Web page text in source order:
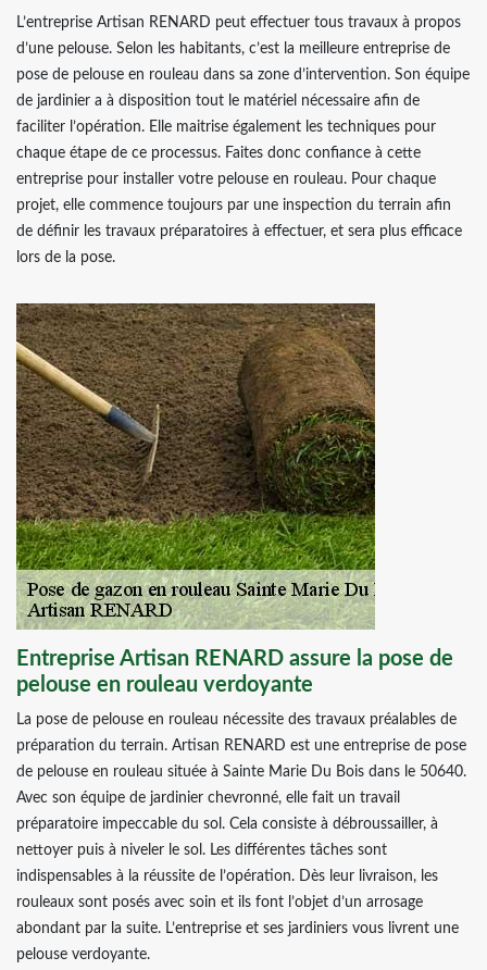
L’entreprise Artisan RENARD peut effectuer tous travaux à propos
d’une pelouse. Selon les habitants, c’est la meilleure entreprise de
pose de pelouse en rouleau dans sa zone d’intervention. Son équipe
de jardinier a à disposition tout le matériel nécessaire afin de
faciliter l’opération. Elle maitrise également les techniques pour
chaque étape de ce processus. Faites donc confiance à cette
entreprise pour installer votre pelouse en rouleau. Pour chaque
projet, elle commence toujours par une inspection du terrain afin
de définir les travaux préparatoires à effectuer, et sera plus efficace
lors de la pose.
Entreprise Artisan RENARD assure la pose de
pelouse en rouleau verdoyante
La pose de pelouse en rouleau nécessite des travaux préalables de
préparation du terrain. Artisan RENARD est une entreprise de pose
de pelouse en rouleau située à Sainte Marie Du Bois dans le 50640.
Avec son équipe de jardinier chevronné, elle fait un travail
préparatoire impeccable du sol. Cela consiste à débroussailler, à
nettoyer puis à niveler le sol. Les différentes tâches sont
indispensables à la réussite de l’opération. Dès leur livraison, les
rouleaux sont posés avec soin et ils font l’objet d’un arrosage
abondant par la suite. L’entreprise et ses jardiniers vous livrent une
pelouse verdoyante.